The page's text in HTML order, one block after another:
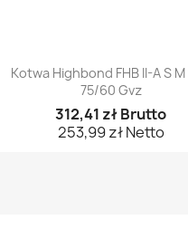
Szybki podgląd
Kotwa Highbond FHB II-A S M
75/60 Gvz
312,41 zł Brutto
253,99 zł Netto